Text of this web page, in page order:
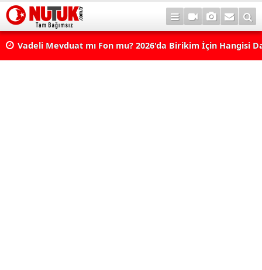
Vadeli Mevduat mı Fon mu? 2026'da Birikim İçin Hangisi